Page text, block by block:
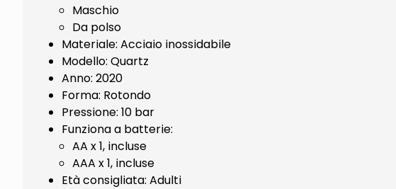
Maschio
Da polso
Materiale: Acciaio inossidabile
Modello: Quartz
Anno: 2020
Forma: Rotondo
Pressione: 10 bar
Funziona a batterie:
AA x 1, incluse
AAA x 1, incluse
Età consigliata: Adulti